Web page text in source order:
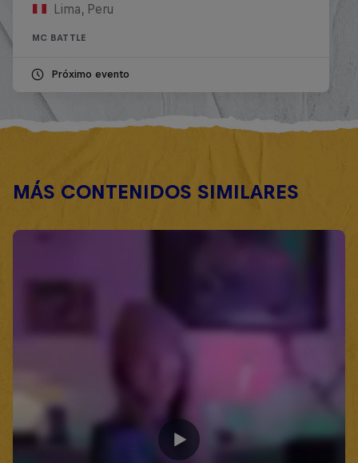
Lima, Peru
MC BATTLE
Próximo evento
MÁS CONTENIDOS SIMILARES